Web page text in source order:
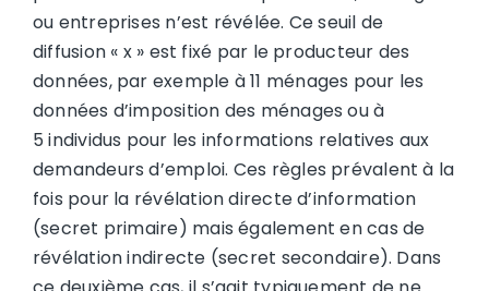
ou entreprises n’est révélée. Ce seuil de
diffusion « x » est fixé par le producteur des
données, par exemple à 11 ménages pour les
données d’imposition des ménages ou à
5 individus pour les informations relatives aux
demandeurs d’emploi. Ces règles prévalent à la
fois pour la révélation directe d’information
(secret primaire) mais également en cas de
révélation indirecte (secret secondaire). Dans